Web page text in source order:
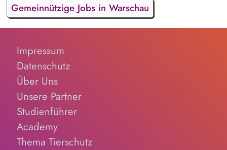
Gemeinnützige Jobs in Warschau
Impressum
Datenschutz
Über Uns
Unsere Partner
Studienführer
Academy
Thema Tierschutz